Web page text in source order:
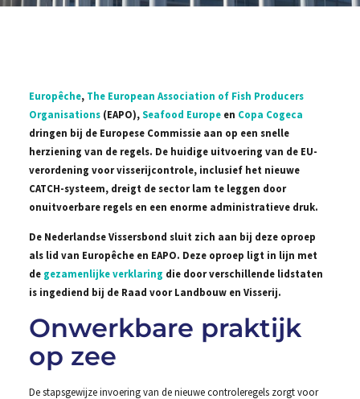
Europêche, The European Association of Fish Producers
Organisations(EAPO),Seafood Europeen Copa Cogeca
dringen bij de Europese Commissie aan op een snelle
herziening van de regels. De huidige uitvoering van de EU-
verordening voor visserijcontrole, inclusief het nieuwe
CATCH-systeem, dreigt de sector lam te leggen door
onuitvoerbare regels en een enorme administratieve druk.
De Nederlandse Vissersbond sluit zich aan bij deze oproep
als lid van Europêche en EAPO. Deze oproep ligt in lijn met
de gezamenlijke verklaring die door verschillende lidstaten
is ingediend bij de Raad voor Landbouw en Visserij.
Onwerkbare praktijk
op zee
De stapsgewijze invoering van de nieuwe controleregels zorgt voor